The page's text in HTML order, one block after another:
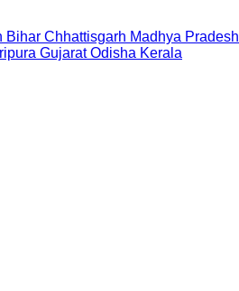
Bihar Chhattisgarh Madhya Pradesh
Gujarat Odisha Kerala